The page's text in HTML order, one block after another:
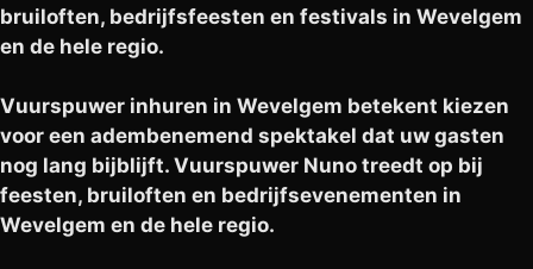
bruiloften, bedrijfsfeesten en festivals in Wevelgem
en de hele regio.
Vuurspuwer inhuren in Wevelgem betekent kiezen
voor een adembenemend spektakel dat uw gasten
nog lang bijblijft. Vuurspuwer Nuno treedt op bij
feesten, bruiloften en bedrijfsevenementen in
Wevelgem en de hele regio.